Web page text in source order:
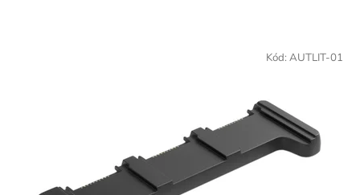
Kód: AUTLIT-01